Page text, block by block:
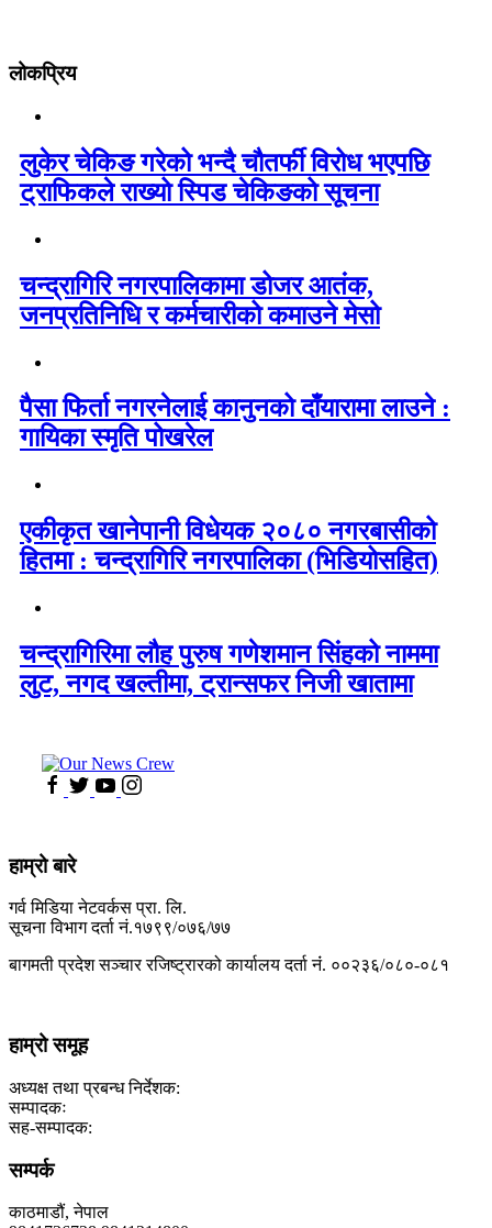
लोकप्रिय
लुकेर चेकिङ गरेको भन्दै चौतर्फी विरोध भएपछि
ट्राफिकले राख्यो स्पिड चेकिङको सूचना
चन्द्रागिरि नगरपालिकामा डोजर आतंक,
जनप्रतिनिधि र कर्मचारीको कमाउने मेसो
पैसा फिर्ता नगरनेलाई कानुनको दाँयारामा लाउने :
गायिका स्‍मृति पोखरेल
एकीकृत खानेपानी विधेयक २०८० नगरबासीको
हितमा : चन्द्रागिरि नगरपालिका (भिडियोसहित)
चन्द्रागिरिमा लौह पुरुष गणेशमान सिंहको नाममा
लुट, नगद खल्तीमा, ट्रान्सफर निजी खातामा
हाम्रो बारे
गर्व मिडिया नेटवर्कस प्रा. लि.
सूचना विभाग दर्ता नं.१७९९/०७६/७७
बागमती प्रदेश सञ्चार रजिष्ट्रारको कार्यालय दर्ता नंं. ००२३६/०८०-०८१
हाम्रो समूह
अध्यक्ष तथा प्रबन्ध निर्देशक:
सम्पादकः
सह-सम्पादक:
सम्पर्क
काठमाडौं, नेपाल